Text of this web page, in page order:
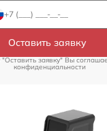
Оставить заявку
заявку" Вы
конфиденциальности